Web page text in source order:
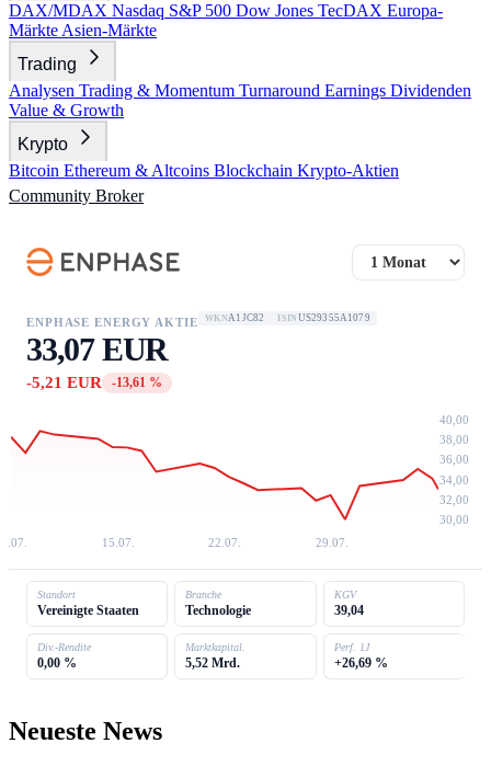
DAX/MDAX Nasdaq S&P 500 Dow Jones TecDAX Europa-
Märkte Asien-Märkte
Trading
Analysen Trading & Momentum Turnaround Earnings Dividenden
Value & Growth
Krypto
Bitcoin Ethereum & Altcoins Blockchain Krypto-Aktien
Community Broker
ENPHASE ENERGY AKTIE WKNA1JC82 ISIN US29355A1079
33,07 EUR
-5,21 EUR -13,61 %
40,00
38,00
36,00
34,00
32,00
30,00
15.07. 22.07. 29.07.
Standort
Vereinigte Staaten
Branche
Technologie
KGV
39,04
Div.-Rendite
0,00 %
Marktkapital.
5,52 Mrd.
Perf. 1J
+26,69 %
Neueste News